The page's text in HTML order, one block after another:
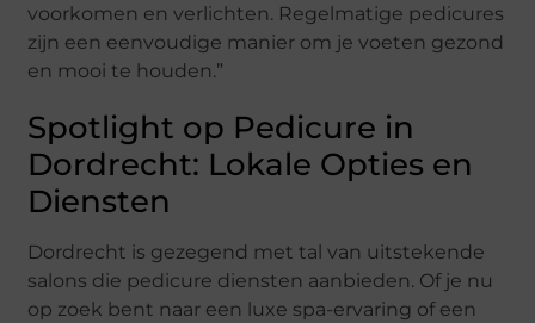
voorkomen en verlichten. Regelmatige pedicures
zijn een eenvoudige manier om je voeten gezond
en mooi te houden.”
Spotlight op Pedicure in
Dordrecht: Lokale Opties en
Diensten
Dordrecht is gezegend met tal van uitstekende
salons die pedicure diensten aanbieden. Of je nu
op zoek bent naar een luxe spa-ervaring of een